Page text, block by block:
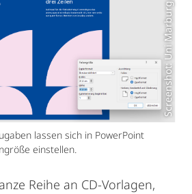
Screenshot: Uni Marburg
lassen sich in PowerPoint
einstellen.
Reihe an CD-Vorlagen,